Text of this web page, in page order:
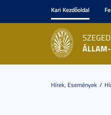
Kari Kezdőoldal
ÁLLAM-
Hírek, Események